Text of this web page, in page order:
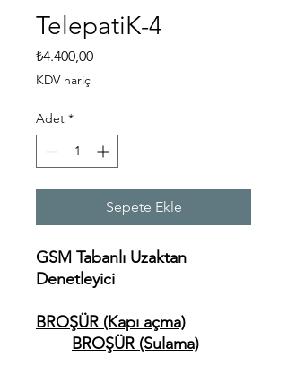
TelepatiK-4
₺4.400,00Fiyat
KDV hariç
Adet *
Sepete Ekle
GSM Tabanlı Uzaktan
Denetleyici
BROŞÜR (Kapı açma)
BROŞÜR (Sulama)